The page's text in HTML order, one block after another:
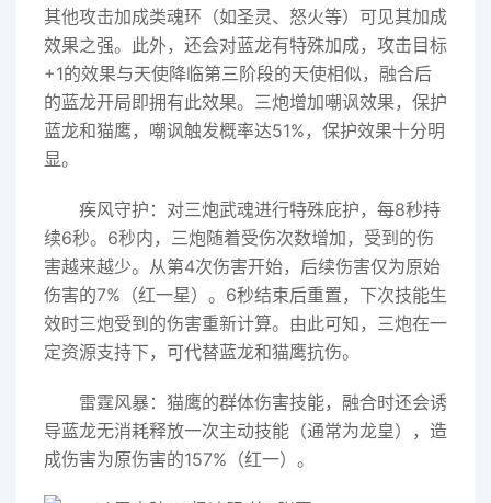
其他攻击加成类魂环（如圣灵、怒火等）可见其加成
效果之强。此外，还会对蓝龙有特殊加成，攻击目标
+1的效果与天使降临第三阶段的天使相似，融合后
的蓝龙开局即拥有此效果。三炮增加嘲讽效果，保护
蓝龙和猫鹰，嘲讽触发概率达51%，保护效果十分明
显。
疾风守护：对三炮武魂进行特殊庇护，每8秒持
续6秒。6秒内，三炮随着受伤次数增加，受到的伤
害越来越少。从第4次伤害开始，后续伤害仅为原始
伤害的7%（红一星）。6秒结束后重置，下次技能生
效时三炮受到的伤害重新计算。由此可知，三炮在一
定资源支持下，可代替蓝龙和猫鹰抗伤。
雷霆风暴：猫鹰的群体伤害技能，融合时还会诱
导蓝龙无消耗释放一次主动技能（通常为龙皇），造
成伤害为原伤害的157%（红一）。